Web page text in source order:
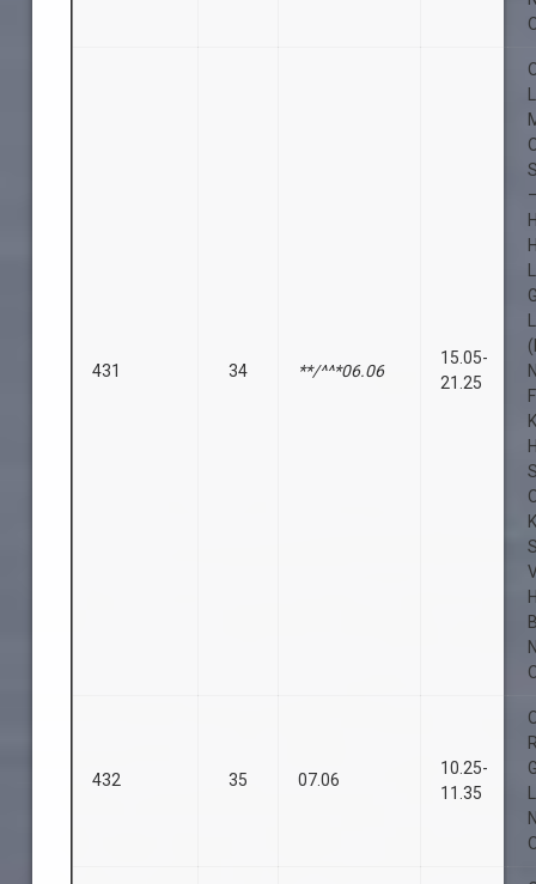
431 34 **/^^*06.06
15.05-
21.25
432 35 07.06
10.25-
11.35